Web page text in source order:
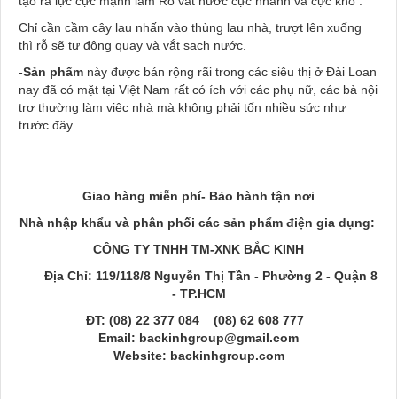
Chỉ cần cầm cây lau nhấn vào thùng lau nhà, trượt lên xuống
thì rỗ sẽ tự động quay và vắt sạch nước.
-Sản phẩm này được bán rộng rãi trong các siêu thị ở Đài Loan
nay đã có mặt tại Việt Nam rất có ích với các phụ nữ, các bà nội
trợ thường làm việc nhà mà không phải tốn nhiều sức như
trước đây.
Giao hàng miễn phí- Bảo hành tận nơi
Nhà nhập khẩu và phân phối các sản phẩm điện gia dụng:
CÔNG TY TNHH TM-XNK BẮC KINH
Địa Chỉ: 119/118/8 Nguyễn Thị Tần - Phường 2 - Quận 8
- TP.HCM
ĐT: (08) 22 377 084 (08) 62 608 777
Email: backinhgroup@gmail.com
Website: backinhgroup.com